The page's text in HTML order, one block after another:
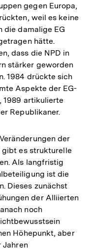
gegen Europa,
weil es keine
die damalige EG
hätte.
dass die NPD in
stärker geworden
1984 drückte sich
Aspekte der EG-
1989 artikulierte
Republikaner.
der
gibt es strukturelle
Als langfristig
ist die
Dieses zunächst
der Alliierten
noch
Höhepunkt, aber
Jahren